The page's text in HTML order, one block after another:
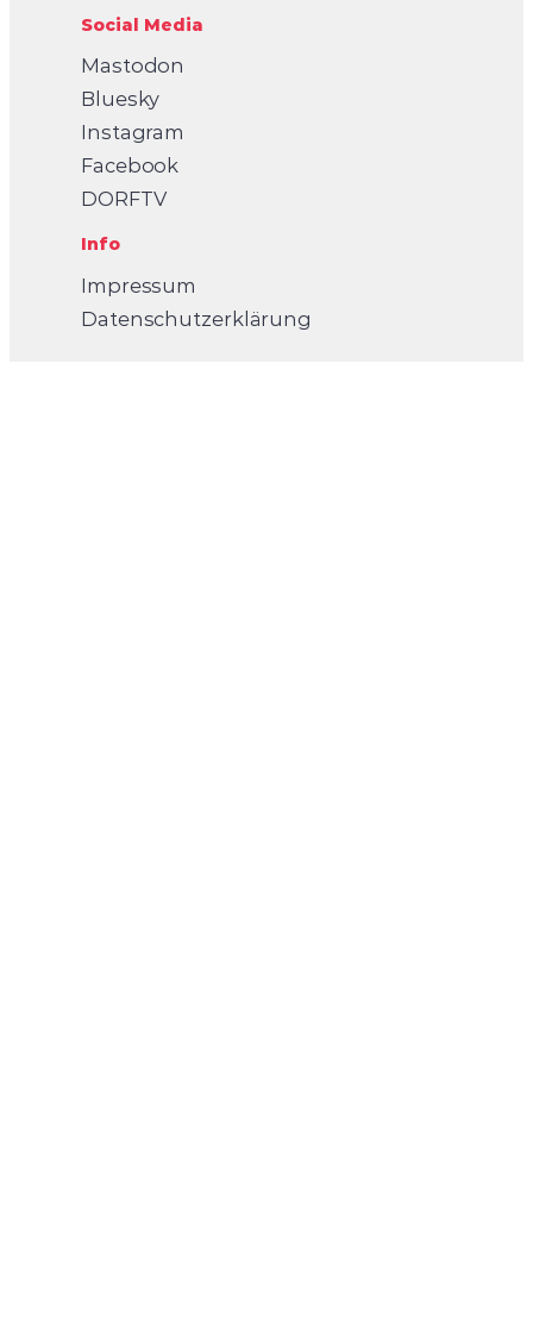
Social Media
Mastodon
Bluesky
Instagram
Facebook
DORFTV
Info
Impressum
Datenschutzerklärung